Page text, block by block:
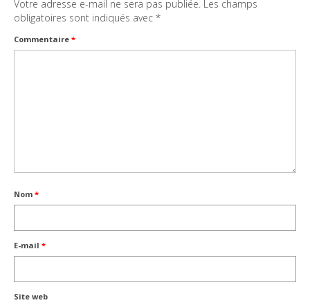
Votre adresse e-mail ne sera pas publiée. Les champs
obligatoires sont indiqués avec *
Commentaire *
Nom *
E-mail *
Site web